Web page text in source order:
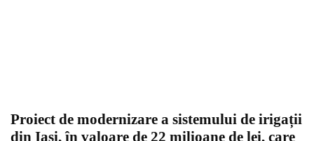
Proiect de modernizare a sistemului de irigații
din Iași, în valoare de 22 milioane de lei, care